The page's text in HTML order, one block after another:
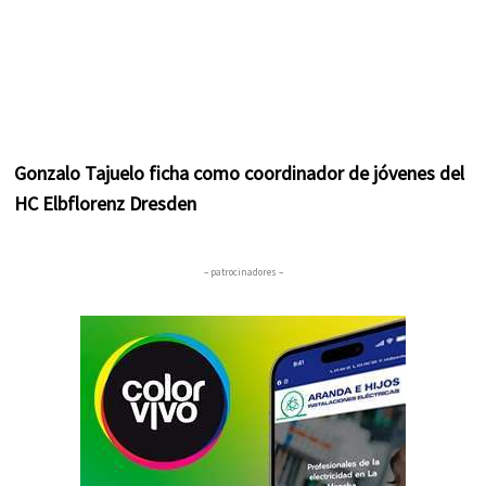
Gonzalo Tajuelo ficha como coordinador de jóvenes del
HC Elbflorenz Dresden
– patrocinadores –